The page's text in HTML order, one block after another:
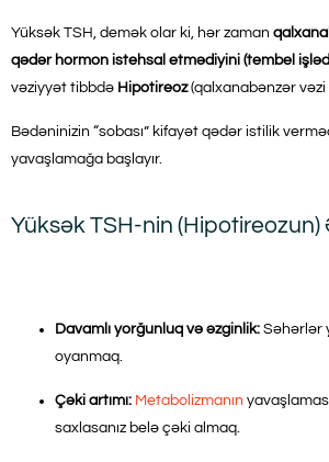
Yüksək TSH, demək olar ki, hər zaman
qədər hormon istehsal etmədiyini (tembel
vəziyyət tibbdə Hipotireoz(qalxanabənzər vəzi
Bədəninizin “sobası” kifayət qədər istilik
yavaşlamağa başlayır.
Yüksək TSH-nin
Davamlı yorğunluq və əzginlik: Səhərlər
oyanmaq.
Çəki artımı: Metabolizmanın
saxlasanız belə çəki almaq.